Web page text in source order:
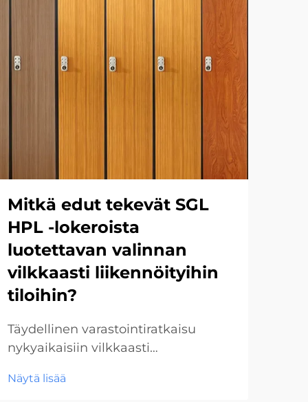
Mitkä edut tekevät SGL
HPL -lokeroista
luotettavan valinnan
vilkkaasti liikennöityihin
tiloihin?
Täydellinen varastointiratkaisu
nykyaikaisiin vilkkaasti
nopeassa ympäristössä tilat, joissa
Näytä lisää